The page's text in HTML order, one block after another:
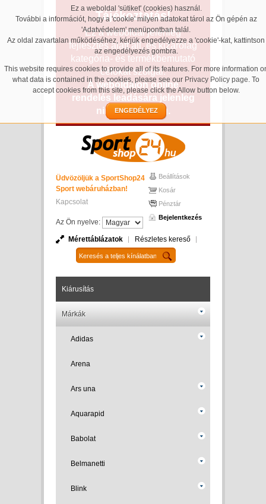
Ez a weboldal 'sütiket' (cookies) használ.
További a információt, hogy a 'cookie' milyen adatokat tárol az Ön gépén az
'Adatvédelem' menüpontban talál.
Az oldal zavartalan működéséhez, kérjük engedélyezze a 'cookie'-kat, kattintson
az engedélyezés gombra.
This website requires cookies to provide all of its features. For more information
what data is contained in the cookies, please see our Privacy Policy page. To
accept cookies from this site, please click the Allow button below.
ENGEDÉLYEZ
Tájékoztatás!
Ez a weboldal jelenleg
fejlesztés alatt áll, és kizárólag
kategória- és termékbemutató
célokat szolgál.
A weboldalon online
rendelés leadására jelenleg
nincs lehetőség.
Üdvözöljük a SportShop24
Sport webáruházban!
Kapcsolat
Az Ön nyelve:
Beállítások
Kosár
Pénztár
Bejelentkezés
Mérettáblázatok Részletes kereső
Kiárusítás
Márkák
Adidas
Arena
Ars una
Aquarapid
Babolat
Belmanetti
Blink